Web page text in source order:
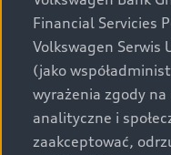
za dopłatą. Wiążące
specyfikacji pojazdu
określenie
świadectwo
sobie prawo do zmian
prezentowane na
zamieszczania. W
Financial Servicies
Volkswagen Serwis
(jako
wyrażenia zgody
analityczne i
zaakceptować,